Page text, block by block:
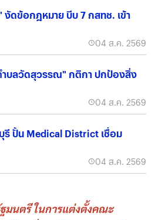
ดข้อกฎหมาย บีบ 7 กสทช. เข้า
04 ส.ค. 2569
บลวัดสุวรรณ" กติกา ปกป้องสิ่ง
04 ส.ค. 2569
ปั้น Medical District เชื่อม
04 ส.ค. 2569
มนตรี ในการแต่งตั้งคณะ